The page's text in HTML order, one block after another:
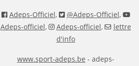
Adeps-Officiel, @Adeps-Officiel,
Adeps-officiel, Adeps-officiel,
lettre
d'info
www.sport-adeps.be - adeps-